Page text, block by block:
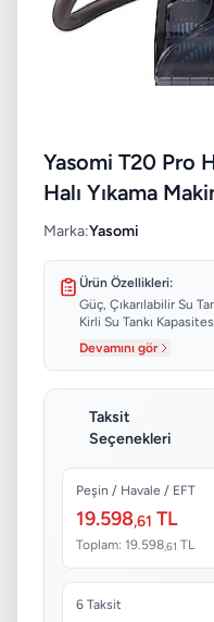
Yasomi T20 Pro
Halı Yıkama
Marka:Yasomi
Ürün Özellikleri:
Güç, Çıkarılabilir Su
Kirli Su Tankı
Devamını gör
Taksit
Seçenekleri
Peşin / Havale / EFT
19.598,61 TL
Toplam: 19.598,61 TL
6 Taksit